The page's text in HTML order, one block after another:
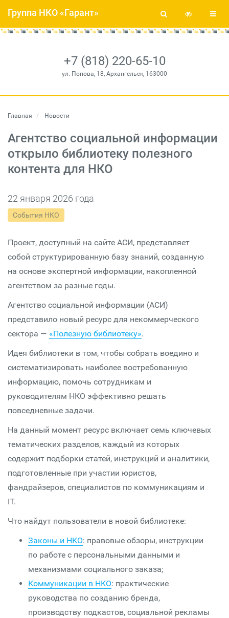
+7 (818) 220-65-10
ул. Попова, 18, Архангельск, 163000
Группа НКО «Гарант»
Главная Новости
Агентство социальной информации
открыло библиотеку полезного
контента для НКО
22 января 2026 года
События НКО
Проект, доступный на сайте АСИ, представляет
собой структурированную базу знаний, созданную
на основе экспертной информации, накопленной
агентством за разные годы.
Агентство социальной информации (АСИ)
представило новый ресурс для некоммерческого
сектора — «Полезную библиотеку».
Идея библиотеки в том, чтобы собрать воедино и
систематизировать наиболее востребованную
информацию, помочь сотрудникам и
руководителям НКО эффективно решать
повседневные задачи.
На данный момент ресурс включает семь ключевых
тематических разделов, каждый из которых
содержит подборки статей, инструкций и аналитики,
подготовленные при участии юристов,
фандрайзеров, специалистов по коммуникациям и
IT.
Что найдут пользователи в новой библиотеке:
Законы и НКО: правовые обзоры, инструкции
по работе с персональными данными и
механизмами социального заказа;
Коммуникации в НКО: практические
руководства по созданию бренда,
производству подкастов, социальной рекламы